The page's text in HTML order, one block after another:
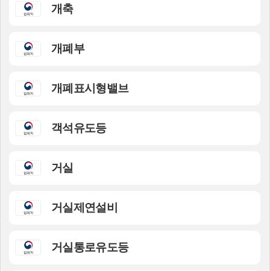
개축
개폐부
개폐표시형밸브
객석유도등
거실
거실제연설비
거실통로유도등